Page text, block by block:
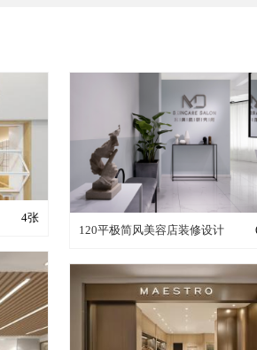
4张
装修成这样要花多少钱？
120平极简风美容店装修设计